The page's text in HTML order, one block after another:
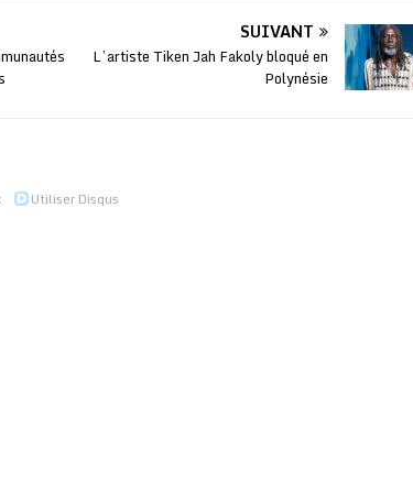
SUIVANT
L’artiste Tiken Jah Fakoly bloqué en
Polynésie
Utiliser Disqus